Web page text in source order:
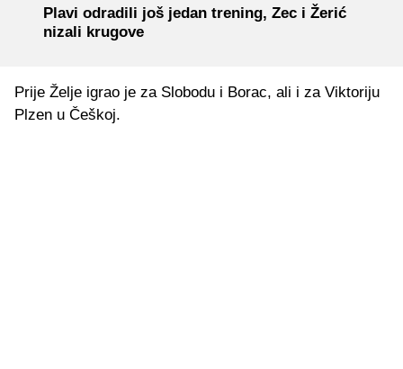
Plavi odradili još jedan trening, Zec i Žerić
nizali krugove
Prije Želje igrao je za Slobodu i Borac, ali i za Viktoriju
Plzen u Češkoj.